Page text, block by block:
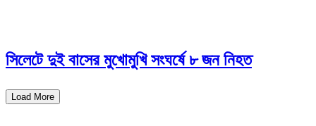
সিলেটে দুই বাসের মুখোমুখি সংঘর্ষে ৮ জন নিহত
Load More